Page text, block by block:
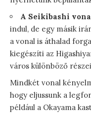
A Seikibashi
indul, de egy másik
a vonal is áthalad
kiegészíti az
város különböző
Mindkét vonal
hogy eljussunk a
például a Okayama